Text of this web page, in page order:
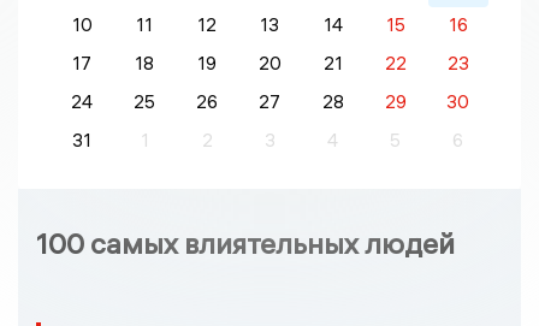
10
11 12 13 14 15
16
17
18 19 20 21 22
23
24
25 26 27 28 29
30
31
1 2 3 4 5 6
100 самых влиятельных людей